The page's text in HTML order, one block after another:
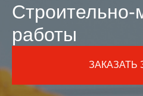
работы
ЗАКАЗАТЬ